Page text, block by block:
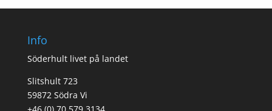
Info
Söderhult livet på landet
Slitshult 723
59872 Södra Vi